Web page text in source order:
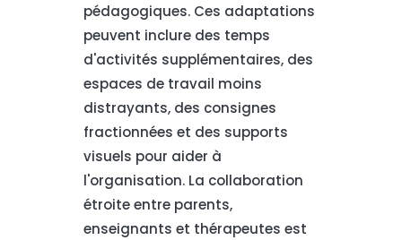
pédagogiques. Ces adaptations
peuvent inclure des temps
d'activités supplémentaires, des
espaces de travail moins
distrayants, des consignes
fractionnées et des supports
visuels pour aider à
l'organisation. La collaboration
étroite entre parents,
enseignants et thérapeutes est